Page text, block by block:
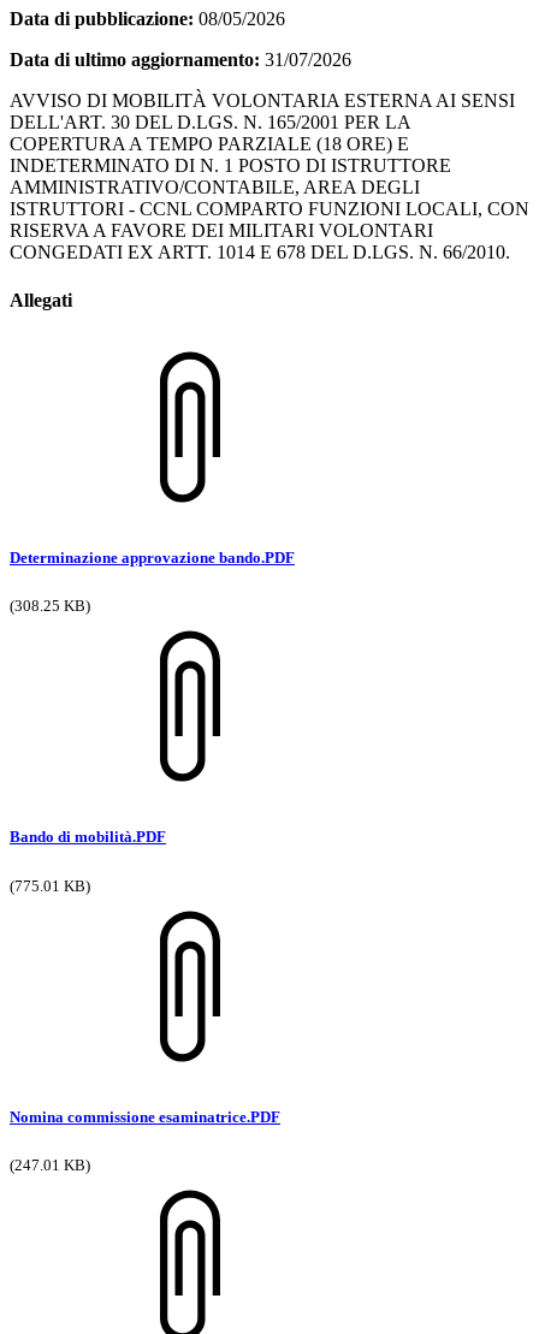
Data di pubblicazione: 08/05/2026
Data di ultimo aggiornamento: 31/07/2026
AVVISO DI MOBILITÀ VOLONTARIA ESTERNA AI SENSI
DELL'ART. 30 DEL D.LGS. N. 165/2001 PER LA
COPERTURA A TEMPO PARZIALE (18 ORE) E
INDETERMINATO DI N. 1 POSTO DI ISTRUTTORE
AMMINISTRATIVO/CONTABILE, AREA DEGLI
ISTRUTTORI - CCNL COMPARTO FUNZIONI LOCALI, CON
RISERVA A FAVORE DEI MILITARI VOLONTARI
CONGEDATI EX ARTT. 1014 E 678 DEL D.LGS. N. 66/2010.
Allegati
Determinazione approvazione bando.PDF
(308.25 KB)
Bando di mobilità.PDF
(775.01 KB)
Nomina commissione esaminatrice.PDF
(247.01 KB)